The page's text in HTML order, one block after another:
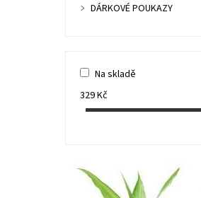
DÁRKOVÉ POUKAZY
Na skladě
329Kč